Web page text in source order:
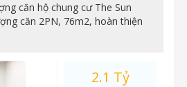
căn hộ chung cư The Sun
căn 2PN, 76m2, hoàn thiện
2.1 Tỷ